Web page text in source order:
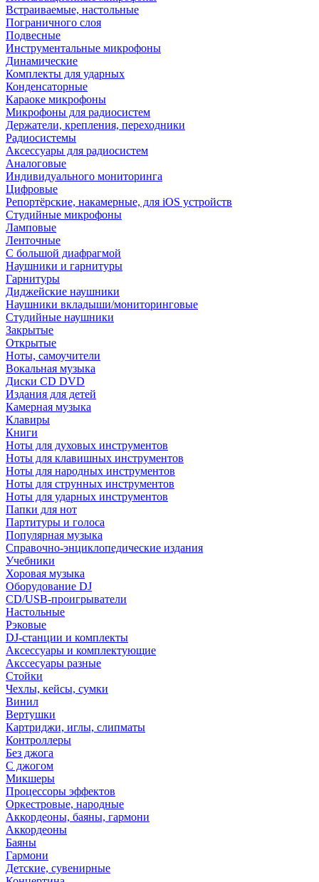
Встраиваемые, настольные
Пограничного слоя
Подвесные
Инструментальные микрофоны
Динамические
Комплекты для ударных
Конденсаторные
Караоке микрофоны
Микрофоны для радиосистем
Держатели, крепления, переходники
Радиосистемы
Аксессуары для радиосистем
Аналоговые
Индивидуального мониторинга
Цифровые
Репортёрские, накамерные, для iOS устройств
Студийные микрофоны
Ламповые
Ленточные
С большой диафрагмой
Наушники и гарнитуры
Гарнитуры
Диджейские наушники
Наушники вкладыши/мониторинговые
Студийные наушники
Закрытые
Открытые
Ноты, самоучители
Вокальная музыка
Диски CD DVD
Издания для детей
Камерная музыка
Клавиры
Книги
Ноты для духовых инструментов
Ноты для клавишных инструментов
Ноты для народных инструментов
Ноты для струнных инструментов
Ноты для ударных инструментов
Папки для нот
Партитуры и голоса
Популярная музыка
Справочно-энциклопедические издания
Учебники
Хоровая музыка
Оборудование DJ
CD/USB-проигрыватели
Настольные
Рэковые
DJ-станции и комплекты
Аксессуары и комплектующие
Акссесуары разные
Стойки
Чехлы, кейсы, сумки
Винил
Вертушки
Картриджи, иглы, слипматы
Контроллеры
Без джога
С джогом
Микшеры
Процессоры эффектов
Оркестровые, народные
Аккордеоны, баяны, гармони
Аккордеоны
Баяны
Гармони
Детские, сувенирные